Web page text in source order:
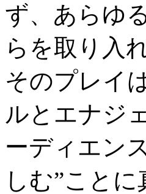
ず、あらゆ
らを取り入
そのプレイ
ルとエナジ
ーディエン
しむ”こと